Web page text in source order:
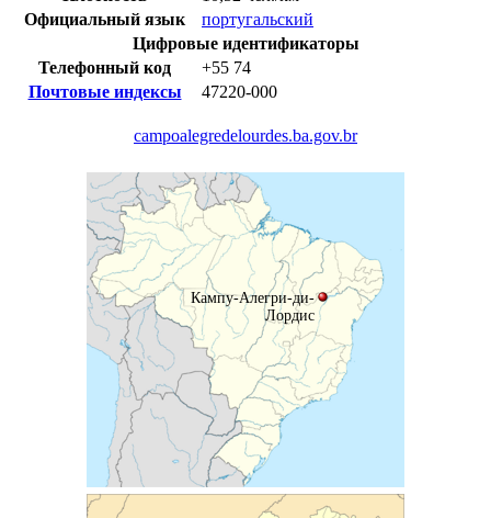
Официальный язык
португальский
Цифровые идентификаторы
Телефонный код
+55 74
Почтовые индексы
47220-000
campoalegredelourdes.ba.gov.br
Кампу-Алегри-ди-
Лордис